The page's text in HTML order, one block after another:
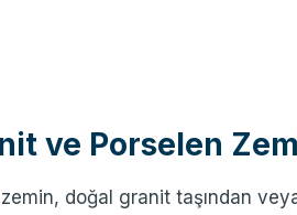
ve Porselen
doğal granit taşından